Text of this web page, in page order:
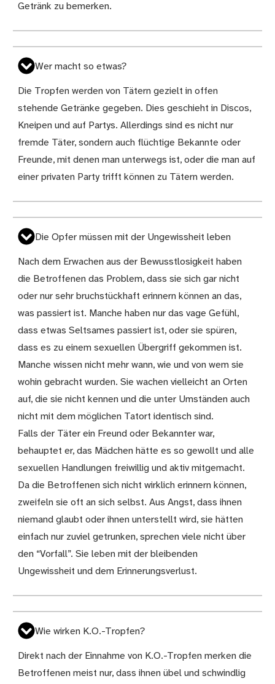
Getränk zu bemerken.
Wer macht so etwas?
Die Tropfen werden von Tätern gezielt in offen
stehende Getränke gegeben. Dies geschieht in Discos,
Kneipen und auf Partys. Allerdings sind es nicht nur
fremde Täter, sondern auch flüchtige Bekannte oder
Freunde, mit denen man unterwegs ist, oder die man auf
einer privaten Party trifft können zu Tätern werden.
Die Opfer müssen mit der Ungewissheit leben
Nach dem Erwachen aus der Bewusstlosigkeit haben
die Betroffenen das Problem, dass sie sich gar nicht
oder nur sehr bruchstückhaft erinnern können an das,
was passiert ist. Manche haben nur das vage Gefühl,
dass etwas Seltsames passiert ist, oder sie spüren,
dass es zu einem sexuellen Übergriff gekommen ist.
Manche wissen nicht mehr wann, wie und von wem sie
wohin gebracht wurden. Sie wachen vielleicht an Orten
auf, die sie nicht kennen und die unter Umständen auch
nicht mit dem möglichen Tatort identisch sind.
Falls der Täter ein Freund oder Bekannter war,
behauptet er, das Mädchen hätte es so gewollt und alle
sexuellen Handlungen freiwillig und aktiv mitgemacht.
Da die Betroffenen sich nicht wirklich erinnern können,
zweifeln sie oft an sich selbst. Aus Angst, dass ihnen
niemand glaubt oder ihnen unterstellt wird, sie hätten
einfach nur zuviel getrunken, sprechen viele nicht über
den “Vorfall”. Sie leben mit der bleibenden
Ungewissheit und dem Erinnerungsverlust.
Wie wirken K.O.-Tropfen?
Direkt nach der Einnahme von K.O.-Tropfen merken die
Betroffenen meist nur, dass ihnen übel und schwindlig